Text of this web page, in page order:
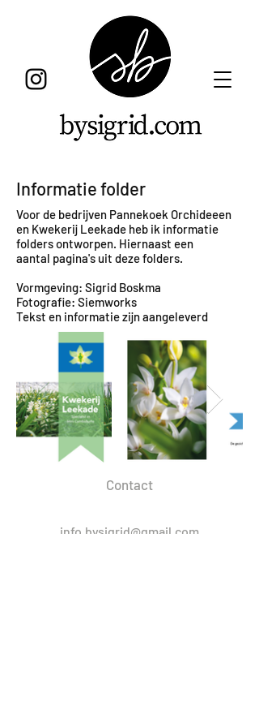
Informatie folder
Voor de bedrijven Pannekoek Orchideeen
en Kwekerij Leekade heb ik informatie
folders ontworpen. Hiernaast een
aantal pagina's uit deze folders.
Vormgeving: Sigrid Boskma
Fotografie: Siemworks
Tekst en informatie zijn aangeleverd
Contact
info.bysigrid@gmail.com